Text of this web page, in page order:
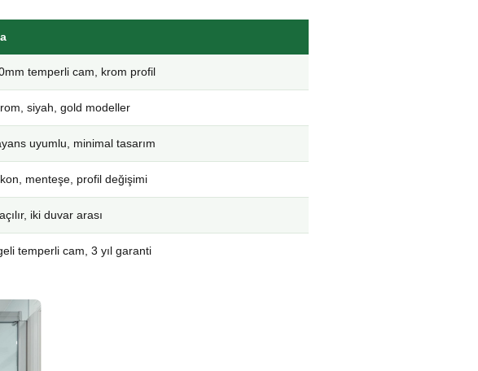
temperli cam, krom profil
siyah, gold modeller
uyumlu, minimal tasarım
menteşe, profil değişimi
iki duvar arası
temperli cam, 3 yıl garanti